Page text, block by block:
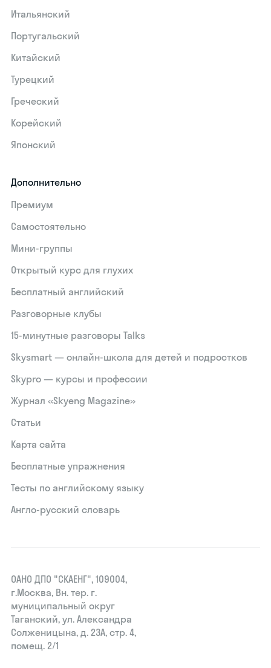
Итальянский
Португальский
Китайский
Турецкий
Греческий
Корейский
Японский
Дополнительно
Премиум
Самостоятельно
Мини-группы
Открытый курс для глухих
Бесплатный английский
Разговорные клубы
15‑минутные разговоры Talks
Skysmart — онлайн-школа для детей и подростков
Skypro — курсы и профессии
Журнал «Skyeng Magazine»
Статьи
Карта сайта
Бесплатные упражнения
Тесты по английскому языку
Англо-русский словарь
ОАНО ДПО "СКАЕНГ", 109004,
г.Москва, Вн. тер. г.
муниципальный округ
Таганский, ул. Александра
Солженицына, д. 23А, стр. 4,
помещ. 2/1